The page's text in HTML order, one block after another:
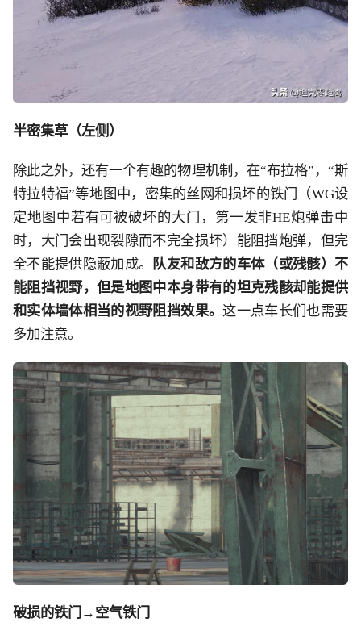
半密集草（左侧）
除此之外，还有一个有趣的物理机制，在“布拉格”，“斯
特拉特福”等地图中，密集的丝网和损坏的铁门（WG设
定地图中若有可被破坏的大门，第一发非HE炮弹击中
时，大门会出现裂隙而不完全损坏）能阻挡炮弹，但完
全不能提供隐蔽加成。
队友和敌方的车体（或残骸）不
能阻挡视野，但是地图中本身带有的坦克残骸却能提供
和实体墙体相当的视野阻挡效果。这一点车长们也需要
多加注意。
破损的铁门 →空气铁门